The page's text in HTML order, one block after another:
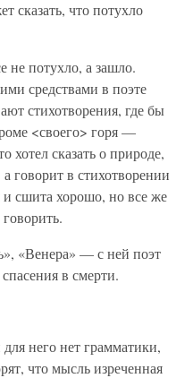
сказать, что потухло
не потухло, а зашло.
средствами в поэте
стихотворения, где бы
<своего> горя —
хотел сказать о природе,
говорит в стихотворении
и сшита хорошо, но все же
«Венера» — с ней поэт
в смерти.
него нет грамматики,
что мысль изреченная